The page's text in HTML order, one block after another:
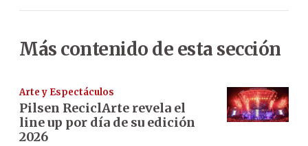
Más contenido de esta sección
Arte y Espectáculos
Pilsen ReciclArte revela el
line up por día de su edición
2026